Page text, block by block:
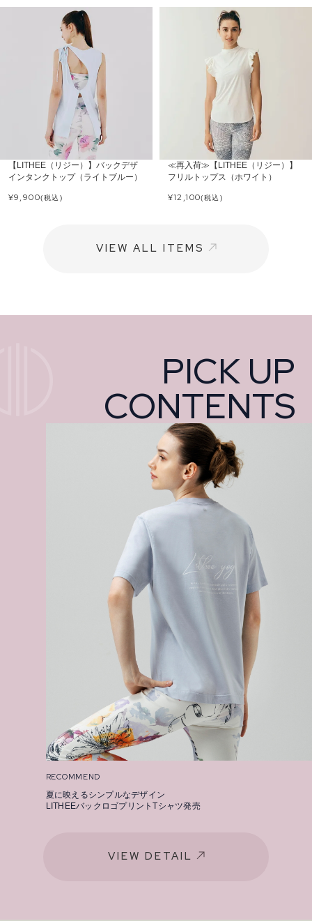
【LITHEE（リジー）】バックデザ
インタンクトップ（ライトブルー）
¥9,900(税込)
≪再入荷≫【LITHEE（リジー）】
フリルトップス（ホワイト）
¥12,100(税込)
VIEW ALL ITEMS
PICK UP
CONTENTS
RECOMMEND
夏に映えるシンプルなデザイン
LITHEEバックロゴプリントTシャツ発売
VIEW DETAIL